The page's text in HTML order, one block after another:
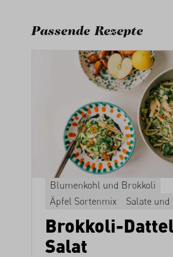
Passende Rezepte
Blumenkohl und Brokkoli
Äpfel Sortenmix
Salate und
Brokkoli-
Salat